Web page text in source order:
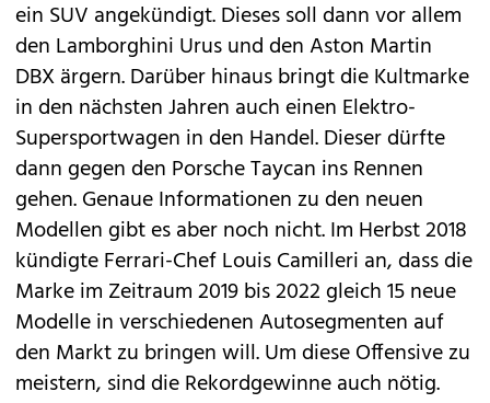
ein SUV angekündigt. Dieses soll dann vor allem
den Lamborghini Urusund den Aston Martin
DBXärgern. Darüber hinaus bringt die Kultmarke
in den nächsten Jahren auch einen Elektro-
Supersportwagen in den Handel. Dieser dürfte
dann gegen den PorscheTaycan ins Rennen
gehen. Genaue Informationen zu den neuen
Modellen gibt es aber noch nicht. Im Herbst 2018
kündigte Ferrari-Chef Louis Camilleri an, dass die
Marke im Zeitraum 2019 bis 2022 gleich 15 neue
Modelle in verschiedenen Autosegmenten auf
den Markt zu bringen will. Um diese Offensive zu
meistern, sind die Rekordgewinne auch nötig.